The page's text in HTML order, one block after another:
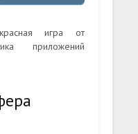
игра от
приложений